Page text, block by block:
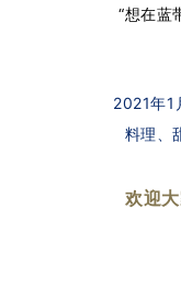
“想在蓝
2021年1
料理、
欢迎